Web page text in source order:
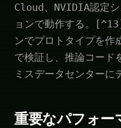
Cloud、NVIDIA認定シ
ョンで動作する。
ンでプロトタイプを作
で検証し、推論コード
ミスデータセンターに
重要なパフォー